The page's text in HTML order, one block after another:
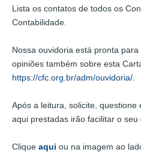
Lista os contatos de todos os
Contabilidade.
Nossa ouvidoria está pronta
opiniões também sobre esta
https://cfc.org.br/adm/ouvidoria/
Após a leitura, solicite, questione
aqui prestadas irão facilitar o seu
Clique aqui ou na imagem ao